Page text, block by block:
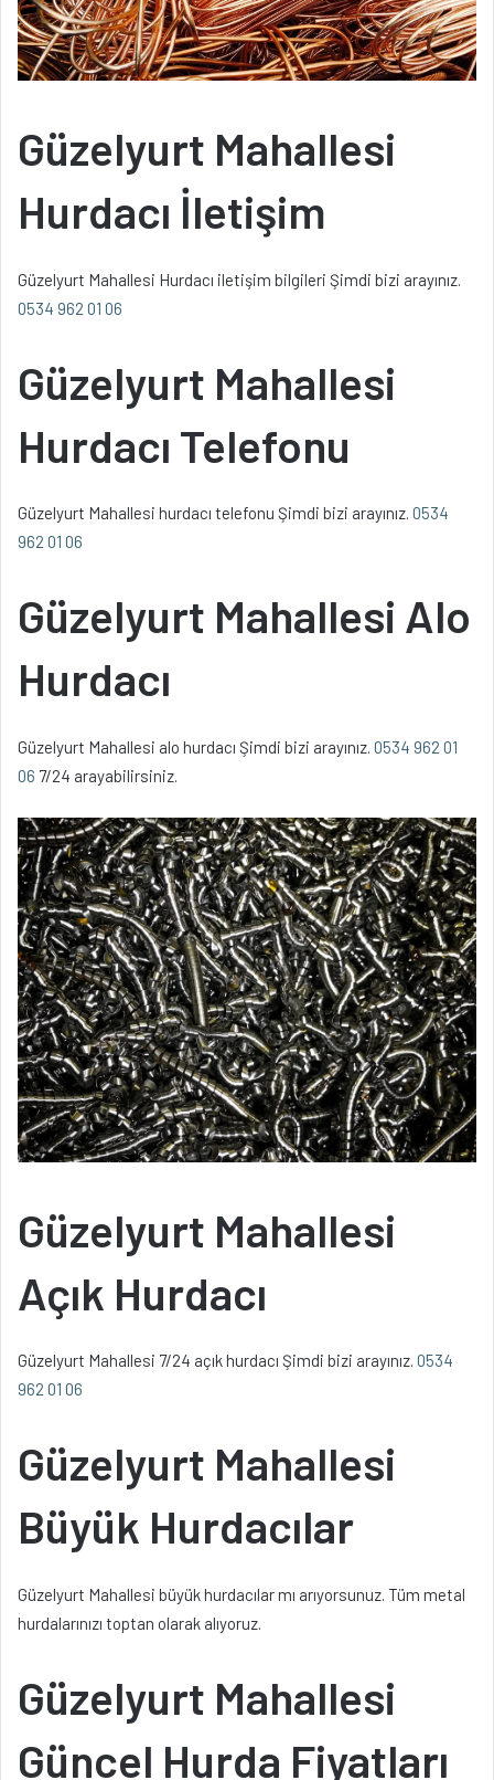
Güzelyurt Mahallesi
Hurdacı İletişim
Güzelyurt Mahallesi Hurdacı iletişim bilgileri Şimdi bizi arayınız.
0534 962 01 06
Güzelyurt Mahallesi
Hurdacı Telefonu
Güzelyurt Mahallesi hurdacı telefonu Şimdi bizi arayınız. 0534
962 01 06
Güzelyurt Mahallesi Alo
Hurdacı
Güzelyurt Mahallesi alo hurdacı Şimdi bizi arayınız. 0534 962 01
06 7/24 arayabilirsiniz.
Güzelyurt Mahallesi
Açık Hurdacı
Güzelyurt Mahallesi 7/24 açık hurdacı Şimdi bizi arayınız. 0534
962 01 06
Güzelyurt Mahallesi
Büyük Hurdacılar
Güzelyurt Mahallesi büyük hurdacılar mı arıyorsunuz. Tüm metal
hurdalarınızı toptan olarak alıyoruz.
Güzelyurt Mahallesi
Güncel Hurda Fiyatları